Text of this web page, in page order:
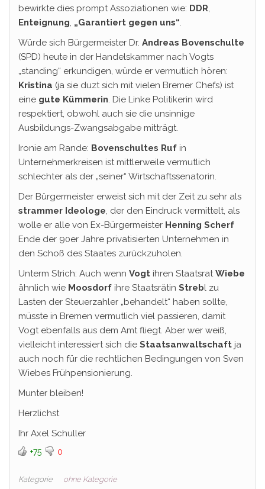
bewirkte dies prompt Assoziationen wie: DDR,
Enteignung, „Garantiert gegen uns“.
Würde sich Bürgermeister Dr. Andreas Bovenschulte
(SPD) heute in der Handelskammer nach Vogts
„standing“ erkundigen, würde er vermutlich hören:
Kristina (ja sie duzt sich mit vielen Bremer Chefs) ist
eine gute Kümmerin. Die Linke Politikerin wird
respektiert, obwohl auch sie die unsinnige
Ausbildungs-Zwangsabgabe mitträgt.
Ironie am Rande: Bovenschultes Ruf in
Unternehmerkreisen ist mittlerweile vermutlich
schlechter als der „seiner“ Wirtschaftssenatorin.
Der Bürgermeister erweist sich mit der Zeit zu sehr als
strammer Ideologe, der den Eindruck vermittelt, als
wolle er alle von Ex-Bürgermeister Henning Scherf
Ende der 90er Jahre privatisierten Unternehmen in
den Schoß des Staates zurückzuholen.
Unterm Strich: Auch wenn Vogt ihren StaatsratWiebe
ähnlich wie Moosdorf ihre Staatsrätin Strebl zu
Lasten der Steuerzahler „behandelt“ haben sollte,
müsste in Bremen vermutlich viel passieren, damit
Vogt ebenfalls aus dem Amt fliegt. Aber wer weiß,
vielleicht interessiert sich die Staatsanwaltschaft ja
auch noch für die rechtlichen Bedingungen von Sven
Wiebes Frühpensionierung.
Munter bleiben!
Herzlichst
Ihr Axel Schuller
+75 0
Kategorie ohne Kategorie